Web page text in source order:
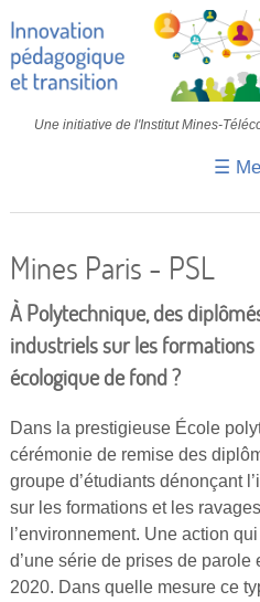
Une initiative de l'Institut Mines-
☰
Mines Paris - PSL
À Polytechnique, des
industriels sur les formations
écologique de fond ?
Dans la prestigieuse École
cérémonie de remise des
groupe d’étudiants dénonçant
sur les formations et les
l’environnement. Une action
d’une série de prises de
2020. Dans quelle mesure ce